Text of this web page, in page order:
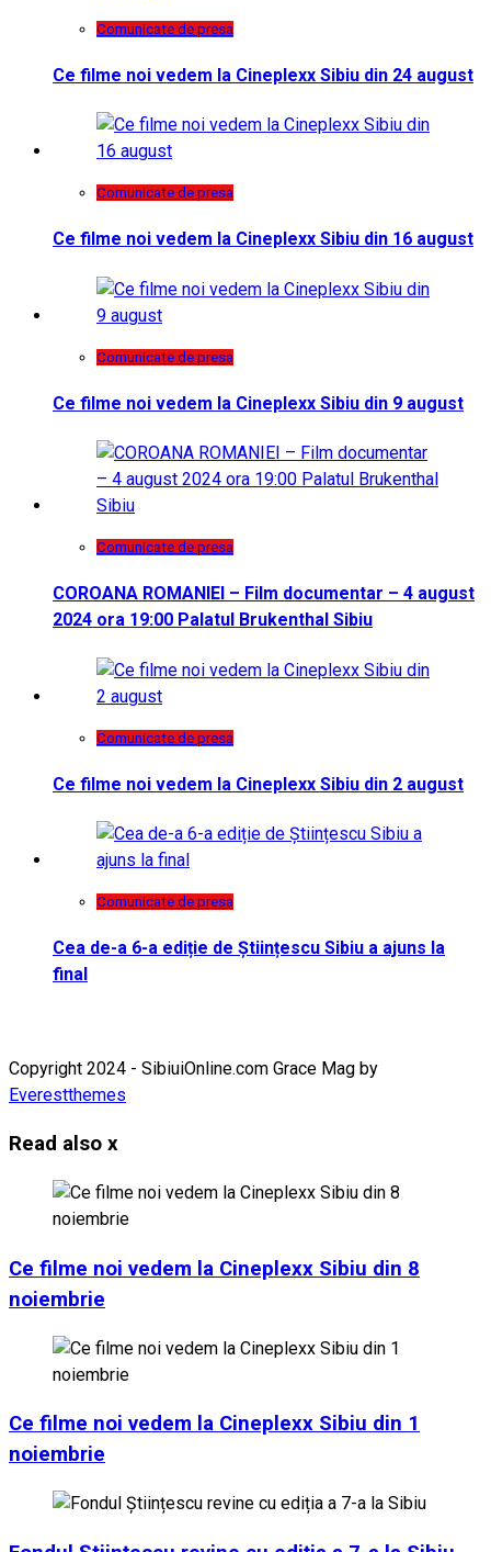
Comunicate de presa
Ce filme noi vedem la Cineplexx Sibiu din 24 august
Comunicate de presa
Ce filme noi vedem la Cineplexx Sibiu din 16 august
Comunicate de presa
Ce filme noi vedem la Cineplexx Sibiu din 9 august
Comunicate de presa
COROANA ROMANIEI – Film documentar – 4 august
2024 ora 19:00 Palatul Brukenthal Sibiu
Comunicate de presa
Ce filme noi vedem la Cineplexx Sibiu din 2 august
Comunicate de presa
Cea de-a 6-a ediție de Științescu Sibiu a ajuns la
final
Copyright 2024 - SibiuiOnline.com Grace Mag by
Everestthemes
Read also x
Ce filme noi vedem la Cineplexx Sibiu din 8
noiembrie
Ce filme noi vedem la Cineplexx Sibiu din 1
noiembrie